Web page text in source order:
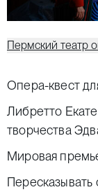
Пермский театр
Опера-квест
Либретто
творчества
Мировая